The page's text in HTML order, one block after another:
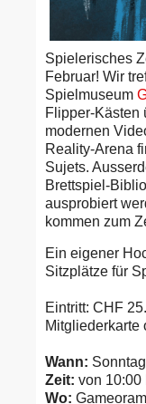
Spielerisches
Februar! Wir
Spielmuseum
Flipper-Kästen
modernen
Reality-Arena
Sujets.
Brettspiel-
ausprobiert
kommen zum
Ein eigener
Sitzplätze für
Eintritt: CHF
Mitgliederkarte
Wann:
Zeit: von 10:00
Wo: